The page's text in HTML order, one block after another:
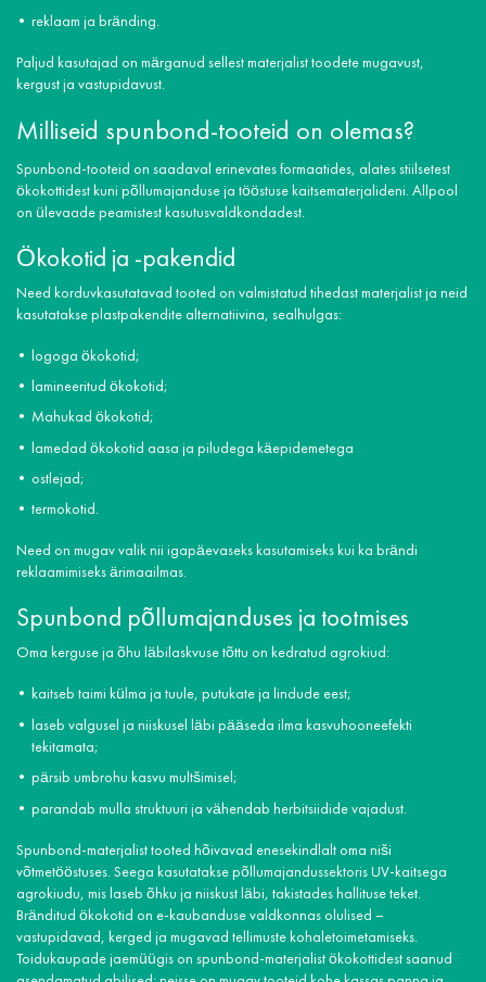
reklaam ja bränding.
Paljud kasutajad on märganud sellest materjalist toodete mugavust,
kergust ja vastupidavust.
Milliseid spunbond-tooteid on olemas?
Spunbond-tooteid on saadaval erinevates formaatides, alates stiilsetest
ökokottidest kuni põllumajanduse ja tööstuse kaitsematerjalideni. Allpool
on ülevaade peamistest kasutusvaldkondadest.
Ökokotid ja -pakendid
Need korduvkasutatavad tooted on valmistatud tihedast materjalist ja neid
kasutatakse plastpakendite alternatiivina, sealhulgas:
logoga ökokotid;
lamineeritud ökokotid;
Mahukad ökokotid;
lamedad ökokotid aasa ja piludega käepidemetega
ostlejad;
termokotid.
Need on mugav valik nii igapäevaseks kasutamiseks kui ka brändi
reklaamimiseks ärimaailmas.
Spunbond põllumajanduses ja tootmises
Oma kerguse ja õhu läbilaskvuse tõttu on kedratud agrokiud:
kaitseb taimi külma ja tuule, putukate ja lindude eest;
laseb valgusel ja niiskusel läbi pääseda ilma kasvuhooneefekti
tekitamata;
pärsib umbrohu kasvu multšimisel;
parandab mulla struktuuri ja vähendab herbitsiidide vajadust.
Spunbond-materjalist tooted hõivavad enesekindlalt oma niši
võtmetööstuses. Seega kasutatakse põllumajandussektoris UV-kaitsega
agrokiudu, mis laseb õhku ja niiskust läbi, takistades hallituse teket.
Bränditud ökokotid on e-kaubanduse valdkonnas olulised –
vastupidavad, kerged ja mugavad tellimuste kohaletoimetamiseks.
Toidukaupade jaemüügis on spunbond-materjalist ökokottidest saanud